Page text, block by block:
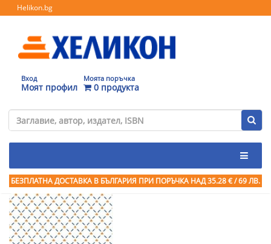
Helikon.bg
Вход
Моят профил
Моята поръчка
0 продукта
БЕЗПЛАТНА ДОСТАВКА В БЪЛГАРИЯ ПРИ ПОРЪЧКА НАД 35.28 € / 69 ЛВ.